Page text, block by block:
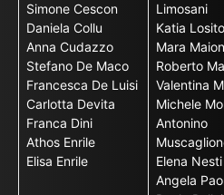
Simone Cescon
Daniela Collu
Anna Cudazzo
Stefano De Maco
Francesca De Luisi
Carlotta Devita
Franca Dini
Athos Enrile
Elisa Enrile
Limosani
Katia Losito
Mara
Roberto
Valentina
Michele
Antonino
Elena Nesti
Angela